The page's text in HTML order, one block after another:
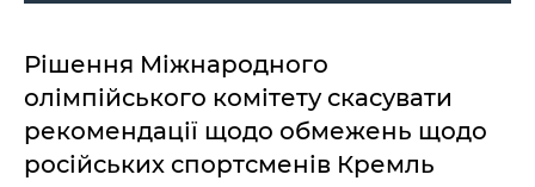
Рішення Міжнародного
олімпійського комітету скасувати
рекомендації щодо обмежень щодо
російських спортсменів Кремль